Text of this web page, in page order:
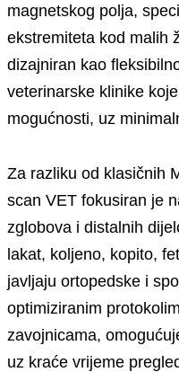
magnetskog polja,
ekstremiteta kod malih
dizajniran kao
veterinarske klinike
mogućnosti, uz
Za razliku od klasičnih
scan VET fokusiran je
zglobova i distalnih
lakat, koljeno, kopito,
javljaju ortopedske i
optimiziranim
zavojnicama,
uz kraće vrijeme